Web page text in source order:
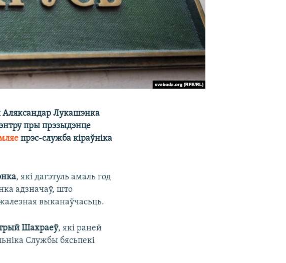
Аляксандар Лукашэнка
пры прэзыдэнце
прэс-служба кіраўніка
, які дагэтуль амаль год
адзначаў, што
выканаўчасьць.
Шахраеў, які раней
Службы бясьпекі